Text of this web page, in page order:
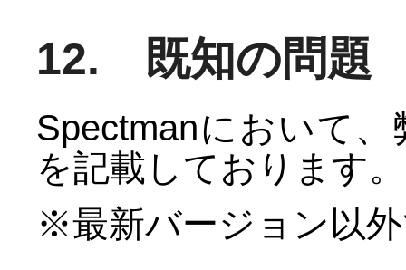
12. 既知の問題
Spectmanにおいて
を記載しております。
※最新バージョン以